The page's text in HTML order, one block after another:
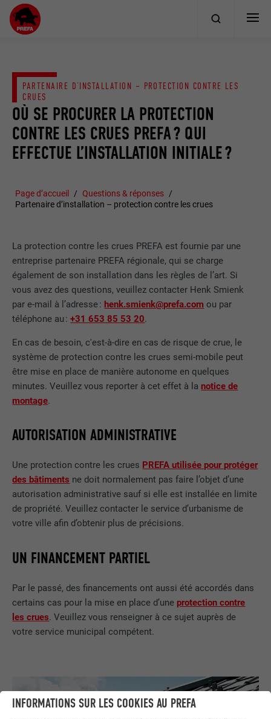
OÙ SE PROCURER LA PROTECTION
CONTRE LES CRUES PREFA ? QUI
EFFECTUE L’INSTALLATION INITIALE ?
PARTENAIRE D’INSTALLATION – PROTECTION CONTRE LES
CRUES
Page d’accueil
Questions & réponses
Partenaire d’installation – protection contre les crues
La protection contre les crues PREFA est fournie par une
entreprise partenaire PREFA régionale, qui se charge
également de son installation dans les règles de l’art. Si
vous avez des questions, veuillez contacter Henk Smienk
par e-mail à l’adresse : henk.smienk@prefa.com ou par
téléphone au :+31 653 85 53 20.
En cas de besoin, c'est-à-dire en cas de risque de crue, le
système de protection contre les crues semi-mobile peut
être mise en place de manière autonome en quelques
minutes. Veuillez vous reporter à cet effet à lanotice de
montage.
AUTORISATION ADMINISTRATIVE
Une protection contre les crues PREFA utilisée pour protéger
des bâtiments ne doit normalement pas faire l’objet d’une
autorisation administrative sauf si elle est installée en limite
de propriété. Veuillez contacter le service d’urbanisme de
votre ville afin d’obtenir plus de précisions.
UN FINANCEMENT PARTIEL
Par le passé, des financements ont aussi été accordés dans
certains cas pour la mise en place d’une protection contre
les crues. Veuillez vous renseigner à ce sujet auprès de
votre service municipal compétent.
INFORMATIONS SUR LES COOKIES AU PREFA